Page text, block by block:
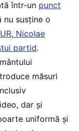
într-un punct
nu susține o
Nicolae
partid.
măsuri
dar și
uniformă și